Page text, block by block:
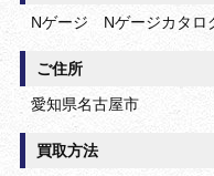
Nゲージ Nゲージカタロ
ご住所
愛知県名古屋市
買取方法